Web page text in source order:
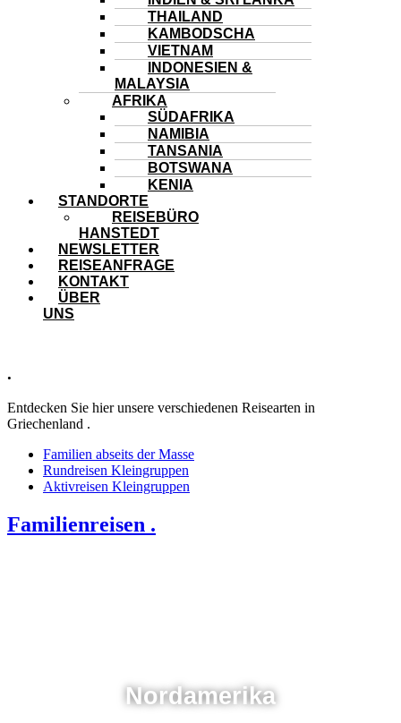
THAILAND
KAMBODSCHA
VIETNAM
INDONESIEN &
MALAYSIA
AFRIKA
SÜDAFRIKA
NAMIBIA
TANSANIA
BOTSWANA
KENIA
STANDORTE
REISEBÜRO
HANSTEDT
NEWSLETTER
REISEANFRAGE
KONTAKT
ÜBER
UNS
.
Entdecken Sie hier unsere verschiedenen Reisearten in
Griechenland .
Familien abseits der Masse
Rundreisen Kleingruppen
Aktivreisen Kleingruppen
Familienreisen .
Nordamerika